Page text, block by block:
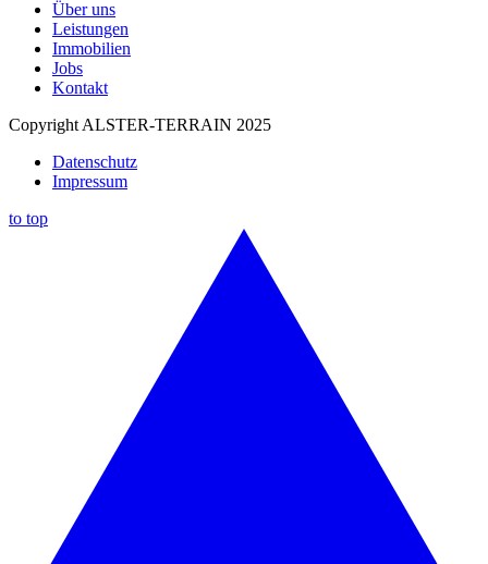
Über uns
Leistungen
Immobilien
Jobs
Kontakt
Copyright ALSTER-TERRAIN 2025
Datenschutz
Impressum
to top